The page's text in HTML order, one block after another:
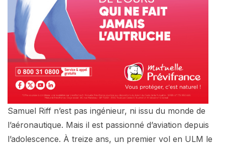
Samuel Riff n’est pas ingénieur, ni issu du monde de
l’aéronautique. Mais il est passionné d’aviation depuis
l’adolescence. À treize ans, un premier vol en ULM le